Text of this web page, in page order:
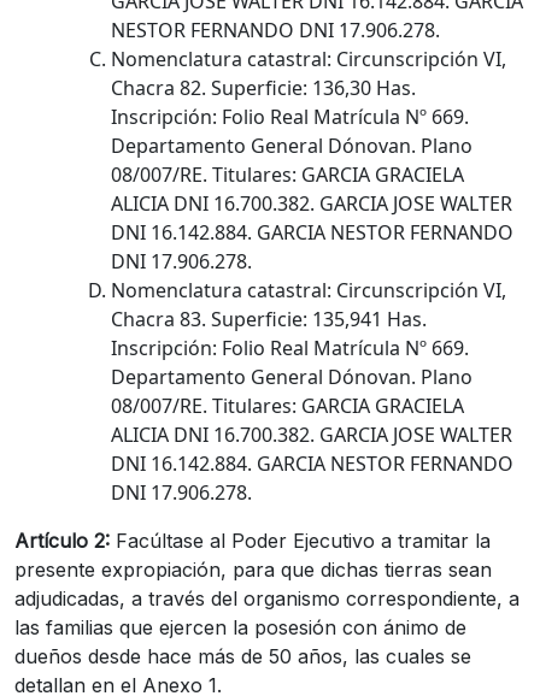
NESTOR FERNANDO DNI 17.906.278.
Nomenclatura catastral: Circunscripción VI,
Chacra 82. Superficie: 136,30 Has.
Inscripción: Folio Real Matrícula Nº 669.
Departamento General Dónovan. Plano
08/007/RE. Titulares: GARCIA GRACIELA
ALICIA DNI 16.700.382. GARCIA JOSE WALTER
DNI 16.142.884. GARCIA NESTOR FERNANDO
DNI 17.906.278.
Nomenclatura catastral: Circunscripción VI,
Chacra 83. Superficie: 135,941 Has.
Inscripción: Folio Real Matrícula Nº 669.
Departamento General Dónovan. Plano
08/007/RE. Titulares: GARCIA GRACIELA
ALICIA DNI 16.700.382. GARCIA JOSE WALTER
DNI 16.142.884. GARCIA NESTOR FERNANDO
DNI 17.906.278.
Artículo 2: Facúltase al Poder Ejecutivo a tramitar la
presente expropiación, para que dichas tierras sean
adjudicadas, a través del organismo correspondiente, a
las familias que ejercen la posesión con ánimo de
dueños desde hace más de 50 años, las cuales se
detallan en el Anexo 1.